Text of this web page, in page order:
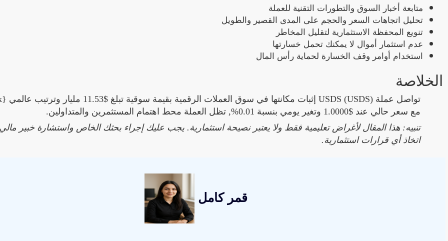
متابعة أخبار السوق والتطورات التقنية للعملة
تحليل اتجاهات السعر والحجم على المدى القصير والطويل
تنويع المحفظة الاستثمارية لتقليل المخاطر
عدم استثمار أموال لا يمكنك تحمل خسارتها
استخدام أوامر وقف الخسارة لحماية رأس المال
الخلاصة
مع سعر حالي عند $1.0000 وتغير يومي بنسبة 0.01%, تظل العملة محط اهتمام المستثمرين والمتداولين.
تنبيه: هذا المقال لأغراض تعليمية فقط ولا يعتبر نصيحة استثمارية. يجب عليك إجراء بحثك الخاص واستشارة خبير
اتخاذ أي قرارات استثمارية.
قمر كامل